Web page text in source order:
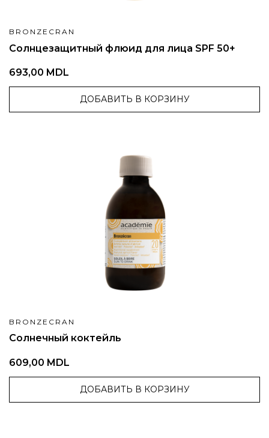
BRONZECRAN
Солнцезащитный флюид для лица SPF 50+
693,00 MDL
ДОБАВИТЬ В КОРЗИНУ
BRONZECRAN
Солнечный коктейль
609,00 MDL
ДОБАВИТЬ В КОРЗИНУ